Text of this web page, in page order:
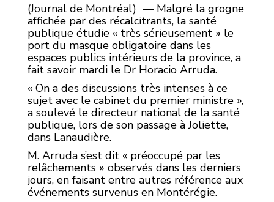
(Journal de Montréal) — Malgré la grogne
affichée par des récalcitrants, la santé
publique étudie « très sérieusement » le
port du masque obligatoire dans les
espaces publics intérieurs de la province, a
fait savoir mardi le Dr Horacio Arruda.
« On a des discussions très intenses à ce
sujet avec le cabinet du premier ministre »,
a soulevé le directeur national de la santé
publique, lors de son passage à Joliette,
dans Lanaudière.
M. Arruda s’est dit « préoccupé par les
relâchements » observés dans les derniers
jours, en faisant entre autres référence aux
événements survenus en Montérégie.